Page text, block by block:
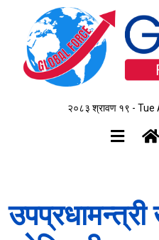
२०८३ श्रावण १९ - Tue